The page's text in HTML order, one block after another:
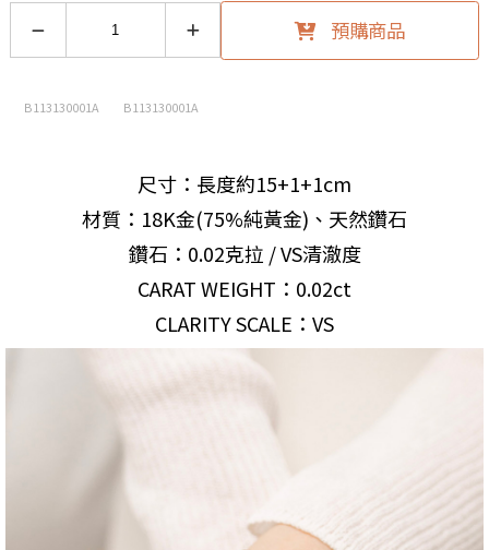
預購商品
B113130001A B113130001A
尺寸：長度約15+1+1cm
材質：18K金(75%純黃金)、天然鑽石
鑽石：0.02克拉 / VS清澈度
CARAT WEIGHT：0.02ct
CLARITY SCALE：VS